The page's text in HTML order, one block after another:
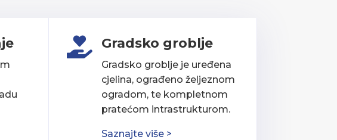
 Gradsko groblje
Gradsko groblje je uređena
cjelina, ograđeno željeznom
ogradom, te kompletnom
pratećom intrastrukturom.
Saznajte više >